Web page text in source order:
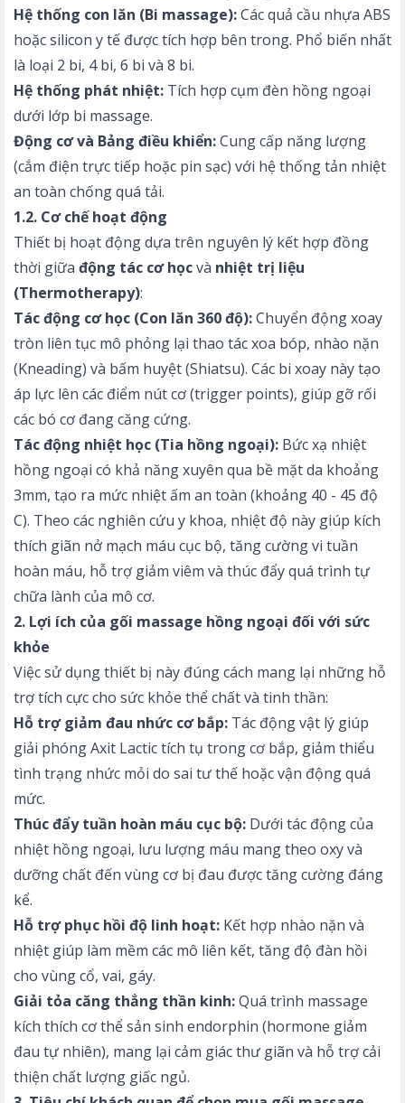
Hệ thống con lăn (Bi massage):Các quả cầu nhựa ABS
hoặc silicon y tế được tích hợp bên trong. Phổ biến nhất
là loại 2 bi, 4 bi, 6 bi và 8 bi.
Hệ thống phát nhiệt: Tích hợp cụm đèn hồng ngoại
dưới lớp bi massage.
Động cơ và Bảng điều khiển:Cung cấp năng lượng
(cắm điện trực tiếp hoặc pin sạc) với hệ thống tản nhiệt
an toàn chống quá tải.
1.2. Cơ chế hoạt động
Thiết bị hoạt động dựa trên nguyên lý kết hợp đồng
thời giữa động tác cơ họcvà nhiệt trị liệu
(Thermotherapy):
Tác động cơ học (Con lăn 360 độ):Chuyển động xoay
tròn liên tục mô phỏng lại thao tác xoa bóp, nhào nặn
(Kneading) và bấm huyệt (Shiatsu). Các bi xoay này tạo
áp lực lên các điểm nút cơ (trigger points), giúp gỡ rối
các bó cơ đang căng cứng.
Tác động nhiệt học (Tia hồng ngoại): Bức xạ nhiệt
hồng ngoại có khả năng xuyên qua bề mặt da khoảng
3mm, tạo ra mức nhiệt ấm an toàn (khoảng 40 - 45 độ
C). Theo các nghiên cứu y khoa, nhiệt độ này giúp kích
thích giãn nở mạch máu cục bộ, tăng cường vi tuần
hoàn máu, hỗ trợ giảm viêm và thúc đẩy quá trình tự
chữa lành của mô cơ.
2. Lợi ích của gối massage hồng ngoại đối với sức
khỏe
Việc sử dụng thiết bị này đúng cách mang lại những hỗ
trợ tích cực cho sức khỏe thể chất và tinh thần:
Hỗ trợ giảm đau nhức cơ bắp: Tác động vật lý giúp
giải phóng Axit Lactic tích tụ trong cơ bắp, giảm thiểu
tình trạng nhức mỏi do sai tư thế hoặc vận động quá
mức.
Thúc đẩy tuần hoàn máu cục bộ: Dưới tác động của
nhiệt hồng ngoại, lưu lượng máu mang theo oxy và
dưỡng chất đến vùng cơ bị đau được tăng cường đáng
kể.
Hỗ trợ phục hồi độ linh hoạt: Kết hợp nhào nặn và
nhiệt giúp làm mềm các mô liên kết, tăng độ đàn hồi
cho vùng cổ, vai, gáy.
Giải tỏa căng thẳng thần kinh:Quá trình massage
kích thích cơ thể sản sinh endorphin (hormone giảm
đau tự nhiên), mang lại cảm giác thư giãn và hỗ trợ cải
thiện chất lượng giấc ngủ.